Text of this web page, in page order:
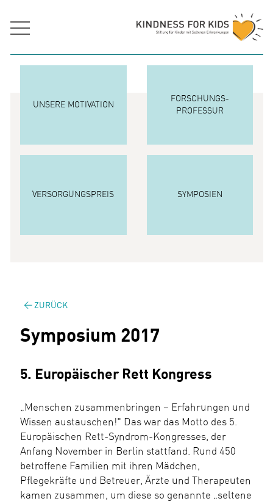
UNSERE MOTIVATION
FORSCHUNGS
PROFESSUR
VERSORGUNGSPREIS SYMPOSIEN
ZURÜCK
Symposium 2017
5. Europäischer Rett Kongress
„Menschen zusammenbringen – Erfahrungen und
Wissen austauschen!" Das war das Motto des 5.
Europäischen Rett-Syndrom-Kongresses, der
Anfang November in Berlin stattfand. Rund 450
betroffene Familien mit ihren Mädchen,
Pflegekräfte und Betreuer, Ärzte und Therapeuten
kamen zusammen, um diese so genannte „seltene